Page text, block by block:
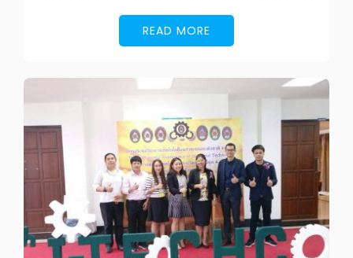
READ MORE